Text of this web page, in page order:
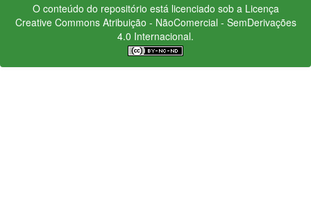
O conteúdo do repositório está licenciado sob a Licença
Creative CommonsAtribuição - NãoComercial - SemDerivações
4.0 Internacional.